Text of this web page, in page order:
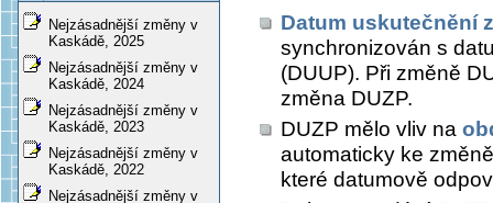
Nejzásadnější změny v
Kaskádě, 2025
Nejzásadnější změny v
Kaskádě, 2024
Nejzásadnější změny v
Kaskádě, 2023
Nejzásadnější změny v
Kaskádě, 2022
Nejzásadnější změny v
Datum uskutečnění
synchronizován s
(DUUP). Při změně
změna DUZP.
DUZP mělo vliv na
automaticky ke
které datumově